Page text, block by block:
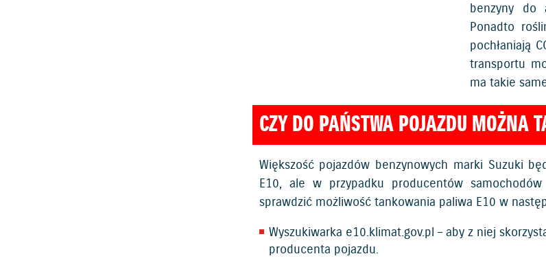
benzyny do
Ponadto
pochłaniają
transportu
ma takie
CZY DO PAŃSTWA POJAZDU MOŻNA
Większość pojazdów benzynowych marki Suzuki
E10, ale w przypadku producentów
sprawdzić możliwość tankowania paliwa E10 w
Wyszukiwarka e10.klimat.gov.pl – aby z niej
producenta pojazdu.